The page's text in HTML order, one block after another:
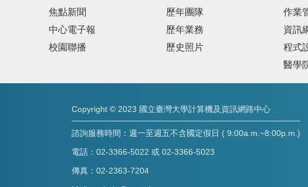
焦點新聞
中心電子報
校園聯播
歷年團隊
歷年業務
歷史照片
作業
資訊
程式
醫學
Copyright © 2023 國立臺灣大學計算機及資訊網路中心
諮詢服務時間：週一至週五不含國定假日 ( 9:00a.m.~8:00p.m.)
電話：02-3366-5022 或 02-3366-5023
傳真：02-2363-7204